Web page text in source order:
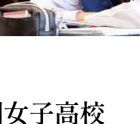
子高校